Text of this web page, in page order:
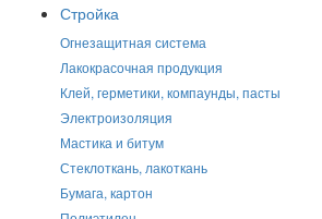
Стройка
Огнезащитная система
Лакокрасочная продукция
Клей, герметики, компаунды, пасты
Электроизоляция
Мастика и битум
Стеклоткань, лакоткань
Бумага, картон